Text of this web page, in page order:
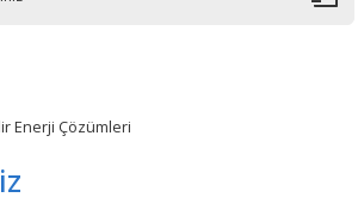
Enerji Çözümleri